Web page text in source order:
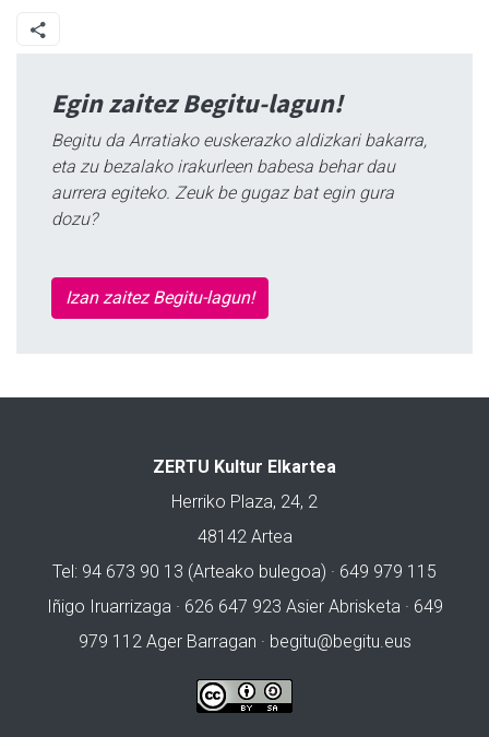
Egin zaitez Begitu-lagun!
Begitu da Arratiako euskerazko aldizkari bakarra,
eta zu bezalako irakurleen babesa behar dau
aurrera egiteko. Zeuk be gugaz bat egin gura
dozu?
Izan zaitez Begitu-lagun!
ZERTU Kultur Elkartea
Herriko Plaza, 24, 2
48142 Artea
Tel: 94 673 90 13 (Arteako bulegoa) · 649 979 115
Iñigo Iruarrizaga · 626 647 923 Asier Abrisketa · 649
979 112 Ager Barragan · begitu@begitu.eus